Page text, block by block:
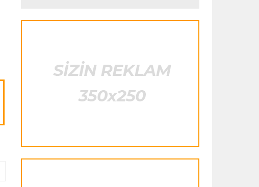
Transfer 23:50 05.08.2026
"Fiorentina"ya keçir
"Atletiko"nun müdafiəçisi "Aston